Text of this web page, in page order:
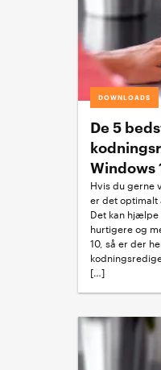
DOWNLOADS
De 5
Windows
Hvis du gerne
er det
Det kan
hurtigere og
10, så er der
[…]